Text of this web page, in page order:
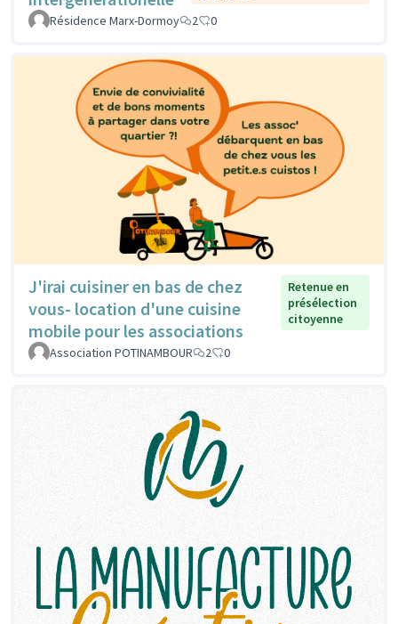
Résidence Marx-Dormoy
2 0
J'irai cuisiner en bas de chez
vous- location d'une cuisine
mobile pour les associations
Retenue en
présélection
citoyenne
Association POTINAMBOUR 2 0